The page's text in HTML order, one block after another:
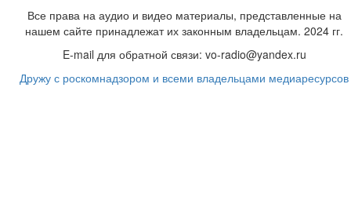
Все права на аудио и видео материалы, представленные на
нашем сайте принадлежат их законным владельцам. 2024 гг.
E-mail для обратной связи: vo-radio@yandex.ru
Дружу с роскомнадзором и всеми владельцами медиаресурсов